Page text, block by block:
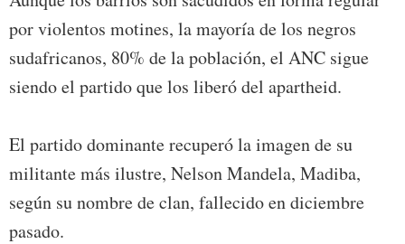
por violentos motines, la mayoría de los negros
sudafricanos, 80% de la población, el ANC sigue
siendo el partido que los liberó del apartheid.
El partido dominante recuperó la imagen de su
militante más ilustre, Nelson Mandela, Madiba,
según su nombre de clan, fallecido en diciembre
pasado.